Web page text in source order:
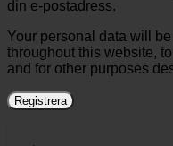
din e-postadress.
Your personal data will
throughout this website,
and for other purposes
Registrera